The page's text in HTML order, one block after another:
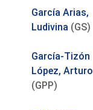
García Arias,
Ludivina (GS)
García-Tizón
López, Arturo
(GPP)